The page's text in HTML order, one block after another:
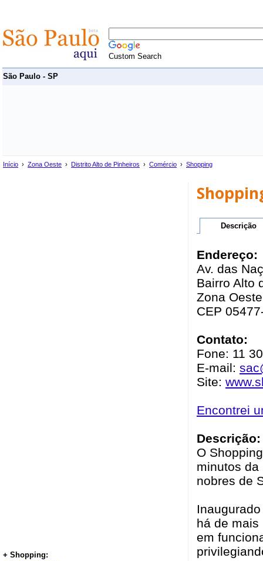
Custom Search
São Paulo - SP
Início › Zona Oeste › Distrito Alto de Pinheiros › Comércio › Shopping
+ Shopping:
Descrição
Endereço:
Av. das
Bairro Alto
Zona
CEP
Contato:
Fone: 11
E-mail:
Site:
Encontrei
Descrição:
O
minutos da
nobres de
há de mais
em